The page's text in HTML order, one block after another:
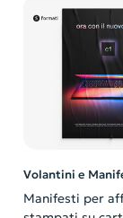
Volantini e
Manifesti per